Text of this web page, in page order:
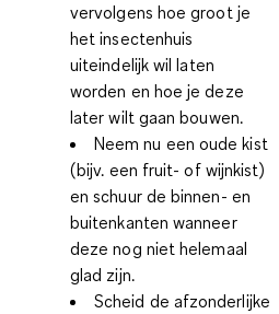
vervolgens hoe groot je
het insectenhuis
uiteindelijk wil laten
worden en hoe je deze
later wilt gaan bouwen.
Neem nu een oude kist
(bijv. een fruit- of wijnkist)
en schuur de binnen- en
buitenkanten wanneer
deze nog niet helemaal
glad zijn.
Scheid de afzonderlijke